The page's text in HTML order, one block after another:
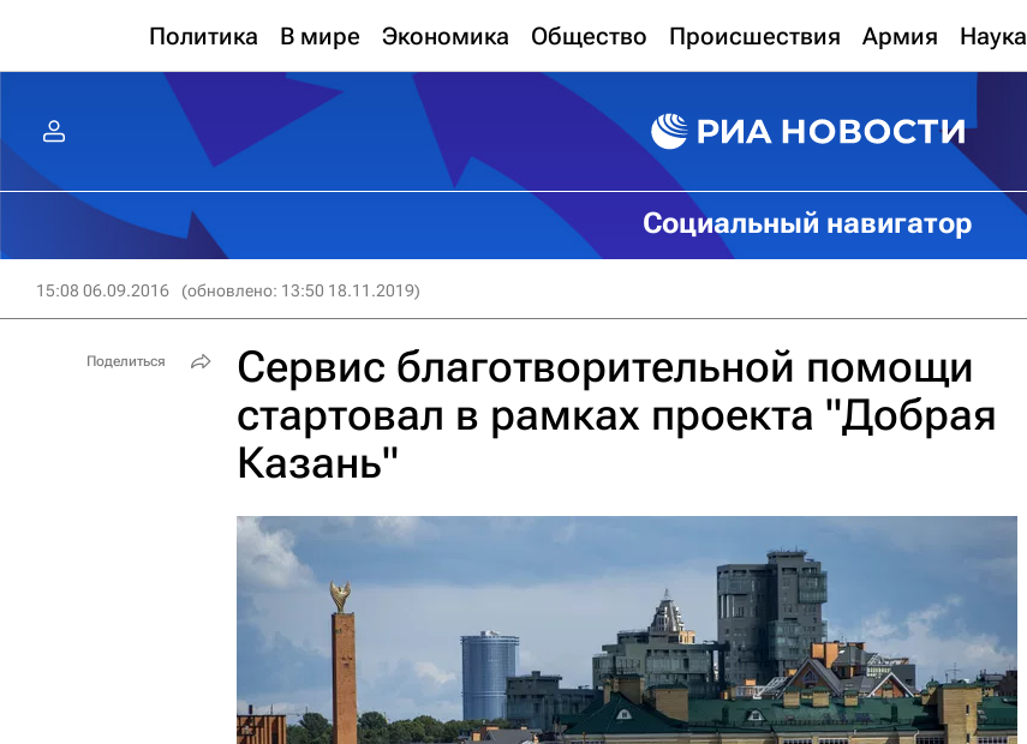
Политика В мире Экономика Общество Происшествия Армия Наука
Социальный навигатор
15:08 06.09.2016 (обновлено: 13:50 18.11.2019)
Сервис благотворительной помощи
стартовал в рамках проекта "Добрая
Казань"
Поделиться